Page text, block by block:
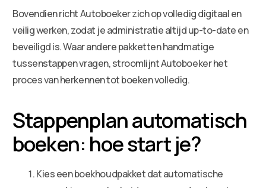
Bovendien richt Autoboeker zich op volledig digitaal en
veilig werken, zodat je administratie altijd up-to-date en
beveiligd is. Waar andere pakketten handmatige
tussenstappen vragen, stroomlijnt Autoboeker het
proces van herkennen tot boeken volledig.
Stappenplan automatisch
boeken: hoe start je?
Kies een boekhoudpakket dat automatische